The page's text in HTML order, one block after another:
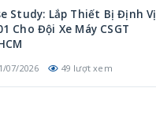
Study: Lắp Thiết Bị Định Vị
Cho Đội Xe Máy CSGT
07/2026 49 lượt xem